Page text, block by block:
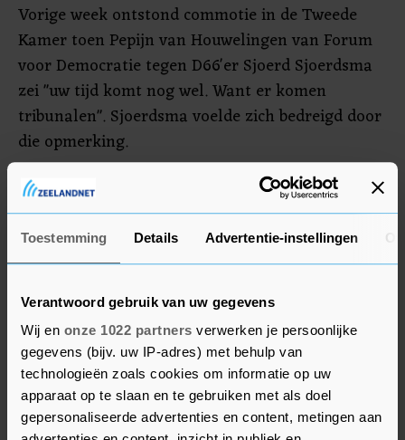
Toestemming Details Advertentie-instellingen
Verantwoord gebruik van uw gegevens
Wij en onze 1022 partners verwerken je persoonlijke
gegevens (bijv. uw IP-adres) met behulp van
technologieën zoals cookies om informatie op uw
apparaat op te slaan en te gebruiken met als doel
gepersonaliseerde advertenties en content, metingen aan
Vorige week ontstond commotie in de Tweede
Kamer toen Pepijn van Houwelingen van Forum
voor Democratie tegen D66'er Sjoerd Sjoerdsma
zei "uw tijd komt nog wel. Want er komen
tribunalen". Sjoerdsma voelde zich bedreigd door
die opmerking.
Voorzitter Vera Bergkamp van de Tweede Kamer
gaat de komende weken in gesprek met de
fractievoorzitters over haar zorgen over de
verruwing van het debat. "Dat gaat mijns inziens
niet alleen over omgangsvormen, maar ook over
de vraag wanneer dit uitmondt in intimidatie",
schrijft ze aan de fractievoorzitters.